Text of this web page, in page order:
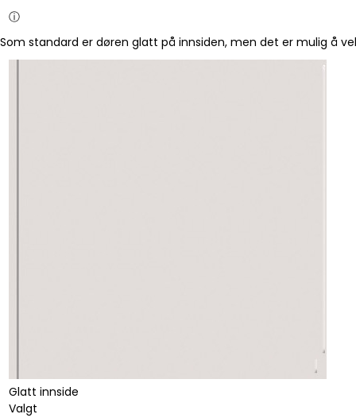
ⓘ
Som standard er døren glatt på innsiden, men det er mulig å
Glatt innside
Valgt